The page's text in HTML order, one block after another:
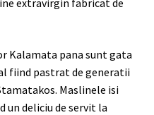
Kalamata pana sunt gata
fiind pastrat de generatii
Maslinele isi
deliciu de servit la